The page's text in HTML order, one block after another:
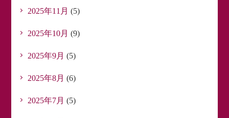
2025年11月 (5)
2025年10月 (9)
2025年9月 (5)
2025年8月 (6)
2025年7月 (5)